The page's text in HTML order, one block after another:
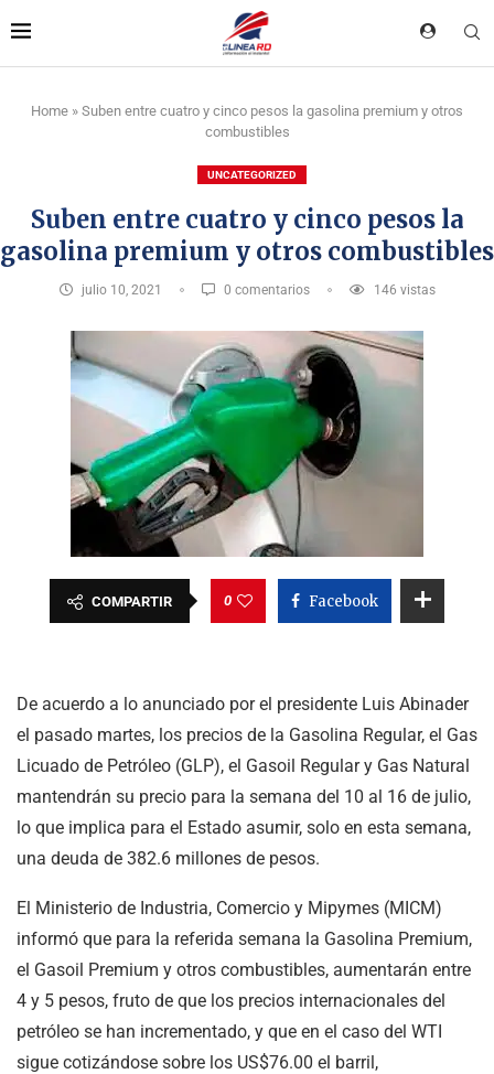
Home » Suben entre cuatro y cinco pesos la gasolina premium y otros
combustibles
UNCATEGORIZED
Suben entre cuatro y cinco pesos la
gasolina premium y otros combustibles
julio 10, 2021 0 comentarios 146 vistas
COMPARTIR 0 Facebook
De acuerdo a lo anunciado por el presidente Luis Abinader
el pasado martes, los precios de la Gasolina Regular, el Gas
Licuado de Petróleo (GLP), el Gasoil Regular y Gas Natural
mantendrán su precio para la semana del 10 al 16 de julio,
lo que implica para el Estado asumir, solo en esta semana,
una deuda de 382.6 millones de pesos.
El Ministerio de Industria, Comercio y Mipymes (MICM)
informó que para la referida semana la Gasolina Premium,
el Gasoil Premium y otros combustibles, aumentarán entre
4 y 5 pesos, fruto de que los precios internacionales del
petróleo se han incrementado, y que en el caso del WTI
sigue cotizándose sobre los US$76.00 el barril,